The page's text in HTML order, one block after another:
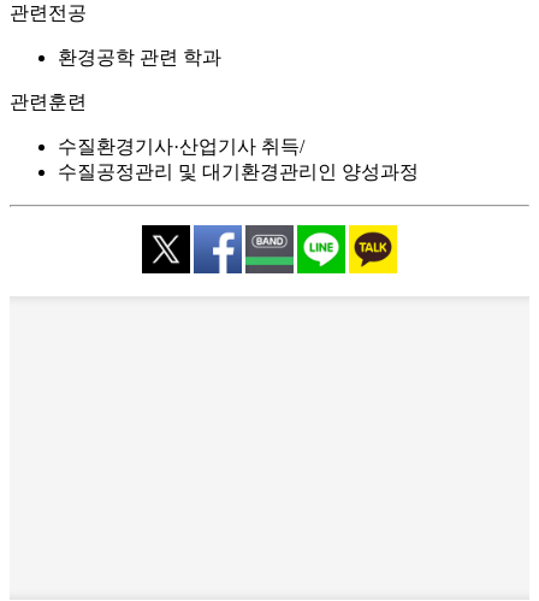
관련전공
환경공학 관련 학과
관련훈련
수질환경기사·산업기사 취득
수질공정관리 및 대기환경관리인 양성과정